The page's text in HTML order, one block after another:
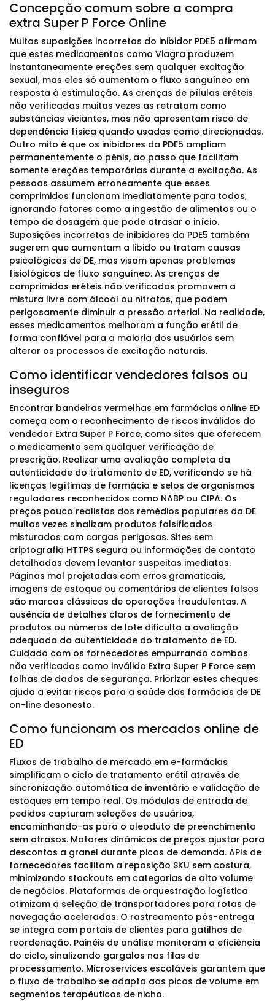
Concepção comum sobre a compra
extra Super P Force Online
Muitas suposições incorretas do inibidor PDE5 afirmam
que estes medicamentos como Viagra produzem
instantaneamente ereções sem qualquer excitação
sexual, mas eles só aumentam o fluxo sanguíneo em
resposta à estimulação. As crenças de pílulas eréteis
não verificadas muitas vezes as retratam como
substâncias viciantes, mas não apresentam risco de
dependência física quando usadas como direcionadas.
Outro mito é que os inibidores da PDE5 ampliam
permanentemente o pênis, ao passo que facilitam
somente ereções temporárias durante a excitação. As
pessoas assumem erroneamente que esses
comprimidos funcionam imediatamente para todos,
ignorando fatores como a ingestão de alimentos ou o
tempo de dosagem que pode atrasar o início.
Suposições incorretas de inibidores da PDE5 também
sugerem que aumentam a libido ou tratam causas
psicológicas de DE, mas visam apenas problemas
fisiológicos de fluxo sanguíneo. As crenças de
comprimidos eréteis não verificadas promovem a
mistura livre com álcool ou nitratos, que podem
perigosamente diminuir a pressão arterial. Na realidade,
esses medicamentos melhoram a função erétil de
forma confiável para a maioria dos usuários sem
alterar os processos de excitação naturais.
Como identificar vendedores falsos ou
inseguros
Encontrar bandeiras vermelhas em farmácias online ED
começa com o reconhecimento de riscos inválidos do
vendedor Extra Super P Force, como sites que oferecem
o medicamento sem qualquer verificação de
prescrição. Realizar uma avaliação completa da
autenticidade do tratamento de ED, verificando se há
licenças legítimas de farmácia e selos de organismos
reguladores reconhecidos como NABP ou CIPA. Os
preços pouco realistas dos remédios populares da DE
muitas vezes sinalizam produtos falsificados
misturados com cargas perigosas. Sites sem
criptografia HTTPS segura ou informações de contato
detalhadas devem levantar suspeitas imediatas.
Páginas mal projetadas com erros gramaticais,
imagens de estoque ou comentários de clientes falsos
são marcas clássicas de operações fraudulentas. A
ausência de detalhes claros de fornecimento de
produtos ou números de lote dificulta a avaliação
adequada da autenticidade do tratamento de ED.
Cuidado com os fornecedores empurrando combos
não verificados como inválido Extra Super P Force sem
folhas de dados de segurança. Priorizar estes cheques
ajuda a evitar riscos para a saúde das farmácias de DE
on-line desonesto.
Como funcionam os mercados online de
ED
Fluxos de trabalho de mercado em e-farmácias
simplificam o ciclo de tratamento erétil através de
sincronização automática de inventário e validação de
estoques em tempo real. Os módulos de entrada de
pedidos capturam seleções de usuários,
encaminhando-as para o oleoduto de preenchimento
sem atrasos. Motores dinâmicos de preços ajustar para
descontos a granel durante picos de demanda. APIs de
fornecedores facilitam a reposição SKU sem costura,
minimizando stockouts em categorias de alto volume
de negócios. Plataformas de orquestração logística
otimizam a seleção de transportadores para rotas de
navegação aceleradas. O rastreamento pós-entrega
se integra com portais de clientes para gatilhos de
reordenação. Painéis de análise monitoram a eficiência
do ciclo, sinalizando gargalos nas filas de
processamento. Microservices escaláveis garantem que
o fluxo de trabalho se adapta aos picos de volume em
segmentos terapêuticos de nicho.